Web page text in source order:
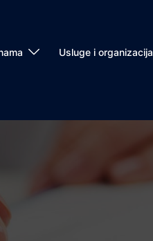
Usluge i organizacija